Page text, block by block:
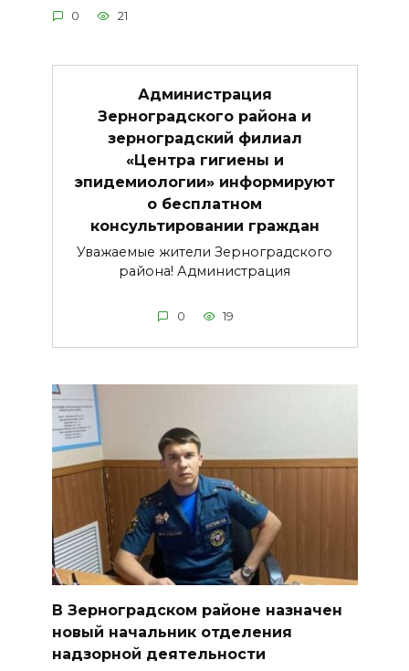
0 21
Администрация
Зерноградского района и
зерноградский филиал
«Центра гигиены и
эпидемиологии» информируют
о бесплатном
консультировании граждан
Уважаемые жители Зерноградского
района! Администрация
0 19
В Зерноградском районе назначен
новый начальник отделения
надзорной деятельности